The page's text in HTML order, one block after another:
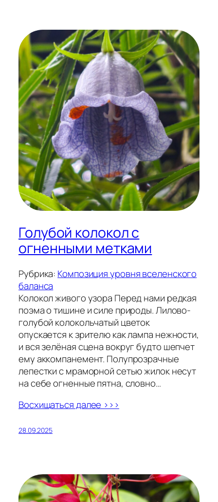
Голубой колокол с
огненными метками
Рубрика: Композиция уровня вселенского
баланса
Колокол живого узора Перед нами редкая
поэма о тишине и силе природы. Лилово-
голубой колокольчатый цветок
опускается к зрителю как лампа нежности,
и вся зелёная сцена вокруг будто шепчет
ему аккомпанемент. Полупрозрачные
лепестки с мраморной сетью жилок несут
на себе огненные пятна, словно…
Восхищаться далее >>>
28.09.2025